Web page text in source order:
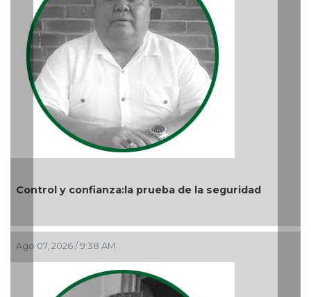
Nuevo ciclo en la UAT